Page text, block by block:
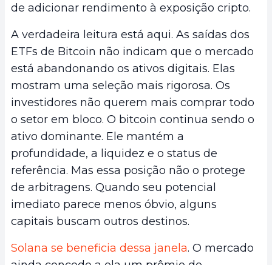
de adicionar rendimento à exposição cripto.
A verdadeira leitura está aqui. As saídas dos
ETFs de Bitcoin não indicam que o mercado
está abandonando os ativos digitais. Elas
mostram uma seleção mais rigorosa. Os
investidores não querem mais comprar todo
o setor em bloco. O bitcoin continua sendo o
ativo dominante. Ele mantém a
profundidade, a liquidez e o status de
referência. Mas essa posição não o protege
de arbitragens. Quando seu potencial
imediato parece menos óbvio, alguns
capitais buscam outros destinos.
Solana se beneficia dessa janela. O mercado